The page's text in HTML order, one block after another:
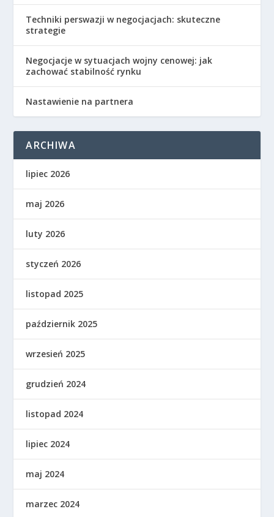
Techniki perswazji w negocjacjach: skuteczne
strategie
Negocjacje w sytuacjach wojny cenowej: jak
zachować stabilność rynku
Nastawienie na partnera
ARCHIWA
lipiec 2026
maj 2026
luty 2026
styczeń 2026
listopad 2025
październik 2025
wrzesień 2025
grudzień 2024
listopad 2024
lipiec 2024
maj 2024
marzec 2024